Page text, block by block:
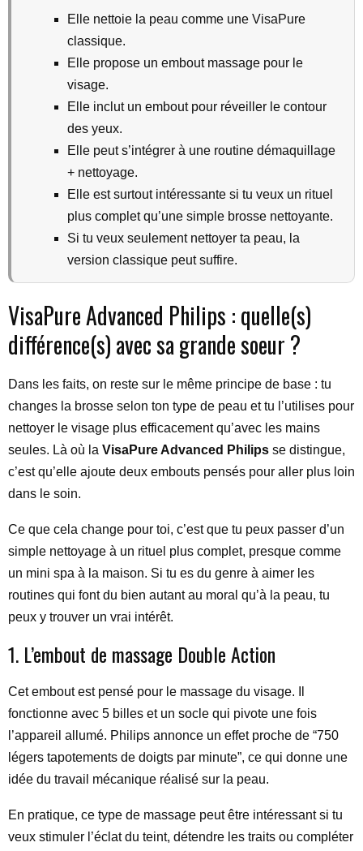
Elle nettoie la peau comme une VisaPure
classique.
Elle propose un embout massage pour le
visage.
Elle inclut un embout pour réveiller le contour
des yeux.
Elle peut s’intégrer à une routine démaquillage
+ nettoyage.
Elle est surtout intéressante si tu veux un rituel
plus complet qu’une simple brosse nettoyante.
Si tu veux seulement nettoyer ta peau, la
version classique peut suffire.
VisaPure Advanced Philips : quelle(s)
différence(s) avec sa grande soeur ?
Dans les faits, on reste sur le même principe de base : tu
changes la brosse selon ton type de peau et tu l’utilises pour
nettoyer le visage plus efficacement qu’avec les mains
seules. Là où la VisaPure Advanced Philips se distingue,
c’est qu’elle ajoute deux embouts pensés pour aller plus loin
dans le soin.
Ce que cela change pour toi, c’est que tu peux passer d’un
simple nettoyage à un rituel plus complet, presque comme
un mini spa à la maison. Si tu es du genre à aimer les
routines qui font du bien autant au moral qu’à la peau, tu
peux y trouver un vrai intérêt.
1. L’embout de massage Double Action
Cet embout est pensé pour le massage du visage. Il
fonctionne avec 5 billes et un socle qui pivote une fois
l’appareil allumé. Philips annonce un effet proche de “750
légers tapotements de doigts par minute”, ce qui donne une
idée du travail mécanique réalisé sur la peau.
En pratique, ce type de massage peut être intéressant si tu
veux stimuler l’éclat du teint, détendre les traits ou compléter